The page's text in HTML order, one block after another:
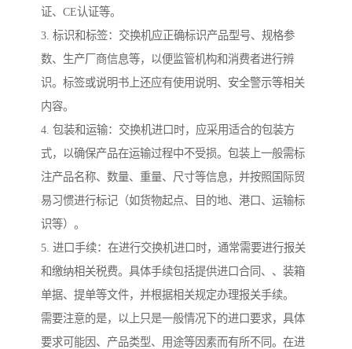
证、CE认证等。
3. 标识和标签：交换机应正确标识产品型号、规格参
数、生产厂商信息等，以便监管机构和消费者进行辨
识。标签或说明书上还应有使用说明、安全警示等相关
内容。
4. 包装和运输：交换机进口时，应采用适合的包装方
式，以确保产品在运输过程中不受损。包装上一般需标
注产品名称、数量、重量、尺寸等信息，并按照国际贸
易习惯进行标记（如货物起点、目的地、港口、运输标
识等）。
5. 进口手续：在进行交换机进口时，通常需要进行报关
和缴纳相关税费。具体手续包括提供进口合同、、装箱
单据、提单等文件，并根据相关规定办理报关手续。
需要注意的是，以上只是一般情况下的进口要求，具体
要求可能因、产品类型、用途等因素而有所不同。在进